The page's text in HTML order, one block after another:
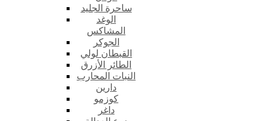
ساحرة الجليد
الوغد
المشاكس
الجوكر
القبطان لولي
الطائر الأزرق
النبات المحارب
دارين
كوزمو
داغر